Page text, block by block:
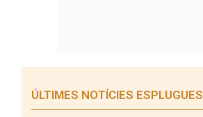
ÚLTIMES NOTÍCIES ESPLUGUES